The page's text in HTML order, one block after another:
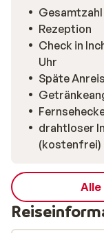
Rezeption
Check in
Uhr
Späte
drahtloser
(kostenfrei)
Alle